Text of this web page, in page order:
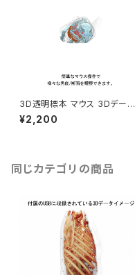
3D透明標本 マウス 3Dデータ
収録USBメモリ
¥2,200
同じカテゴリの商品